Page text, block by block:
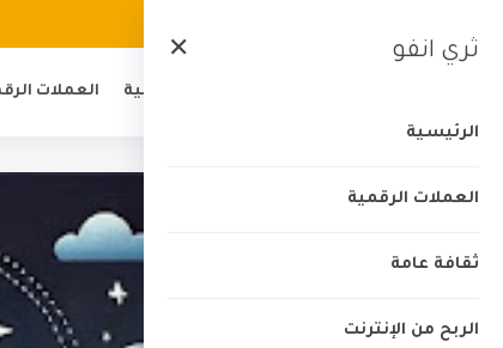
الرئيسية العملات
ثري انفو ✕
الرئيسية
العملات الرقمية
ثقافة عامة
الربح من الإنترنت